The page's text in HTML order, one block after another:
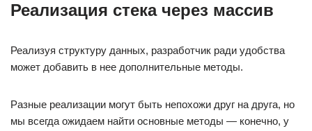
Реализация стека через массив
Реализуя структуру данных, разработчик ради удобства
может добавить в нее дополнительные методы.
Разные реализации могут быть непохожи друг на друга, но
мы всегда ожидаем найти основные методы — конечно, у